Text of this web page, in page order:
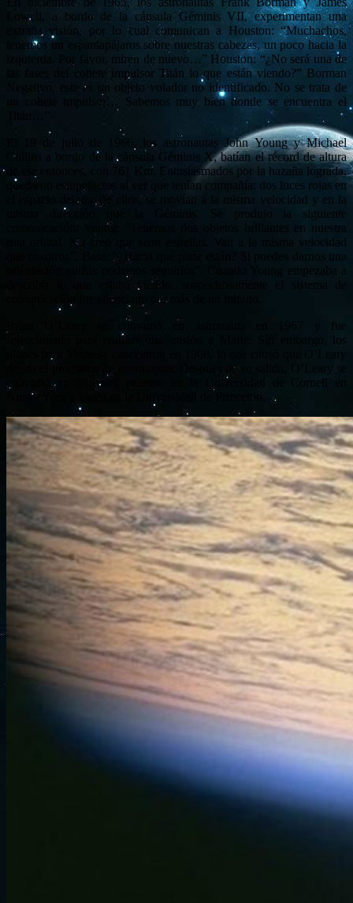
Lowell, a bordo de la cápsula Géminis VII, experimentan una
extraña visión, por lo cual comunican a Houston: “Muchachos,
tenemos un espantapájaros sobre nuestras cabezas, un poco hacia la
izquierda. Por favor, miren de nuevo…” Houston: “¿No será una de
las fases del cohete impulsor Titán lo que están viendo?” Borman
Negativo, este es un objeto volador no identificado. No se trata de
un cohete impulsor… Sabemos muy bien donde se encuentra el
El 19 de julio de 1966, los astronautas John Young y Michael
Collins a bordo de la cápsula Géminis X, batían el récord de altura
de ese entonces, con 761 Km. Entusiasmados por la hazaña lograda,
quedaron estupefactos al ver que tenían compañía: dos luces rojas en
el espacio delante de ellos, se movían a la misma velocidad y en la
misma dirección que la Géminis. Se produjo la siguiente
comunicación: Young: “Tenemos dos objetos brillantes en nuestra
ruta orbital. No creo que sean estrellas. Van a la misma velocidad
que nosotros”. Base: “¿Hacia qué parte están? Si puedes darnos una
describir lo que estaba viendo, sospechosamente el sistema de
comunicación fue silenciado por más de un minuto.
Brian O’Leary se convirtió en astronauta en 1967 y fue
seleccionado para realizar una misión a Marte. Sin embargo, los
dejara el programa de astronautas. Después de su salida, O’Leary se
convirtió en profesor, primero en la Universidad de Cornell en
Nueva York y luego en la Universidad de Princeton.